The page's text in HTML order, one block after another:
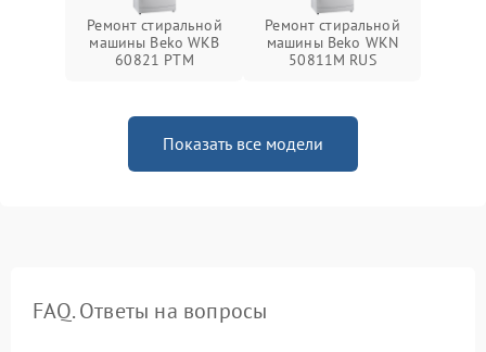
Ремонт стиральной
машины Beko WKB
60821 PTМ
Ремонт стиральной
машины Beko WKN
50811M RUS
Показать все модели
FAQ. Ответы на вопросы